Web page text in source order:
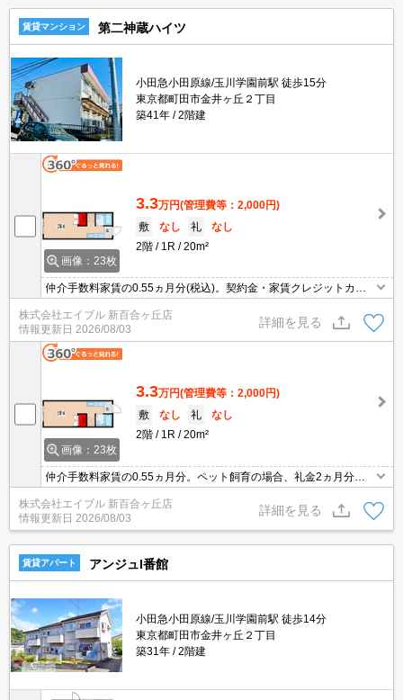
賃貸マンション 第二神蔵ハイツ
小田急小田原線/玉川学園前駅 徒歩15分
東京都町田市金井ヶ丘２丁目
築41年
2階建
画像：23枚
3.3万円(管理費等：2,000円)
敷
なし 礼
なし
2階
1R 20m²
仲介手数料家賃の0.55ヵ月分(税込)。契約金・家賃クレジットカー
場合、礼金2ヵ月分増。室内に洗濯機置場あり。引越指定業者あ
り。
株式会社エイブル 新百合ヶ丘店
情報更新日 2026/08/03
詳細を見る
画像：23枚
3.3万円(管理費等：2,000円)
敷
なし 礼
なし
2階
1R 20m²
仲介手数料家賃の0.55ヵ月分。ペット飼育の場合、礼金2ヵ月分
増。小型犬・猫計1匹まで飼育可。契約金・家賃クレジットカード
払い可（ポイント還元あり）。引越指定業者あり。コンビニへ51
m。
株式会社エイブル 新百合ヶ丘店
情報更新日 2026/08/03
詳細を見る
賃貸アパート アンジュI番館
小田急小田原線/玉川学園前駅 徒歩14分
東京都町田市金井ヶ丘２丁目
築31年
2階建